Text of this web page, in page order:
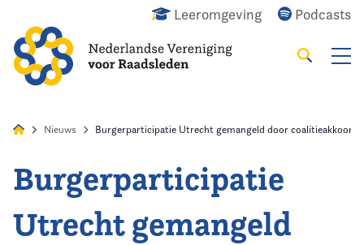
Leeromgeving Podcasts
Zoeken
Home
Agenda
Nieuws Burgerparticipatie Utrecht gemangeld door coalitieakkoord
Burgerparticipatie
Utrecht gemangeld